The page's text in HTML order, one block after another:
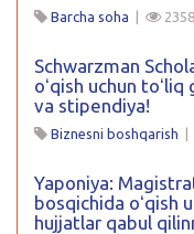
Barcha soha |
Schwarzman
oʻqish uchun
va stipendiya!
Biznesni boshqarish |
Yaponiya:
bosqichida oʻqish
hujjatlar qabul